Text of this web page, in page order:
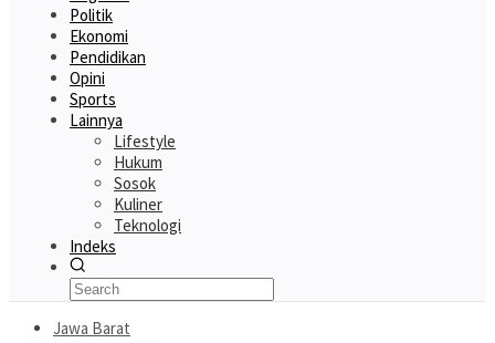
Politik
Ekonomi
Pendidikan
Opini
Sports
Lainnya
Lifestyle
Hukum
Sosok
Kuliner
Teknologi
Indeks
Jawa Barat